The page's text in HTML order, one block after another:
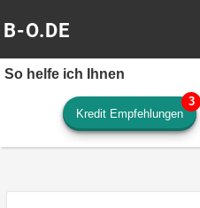
B-O.DE
So helfe ich Ihnen
Kredit Empfehlungen